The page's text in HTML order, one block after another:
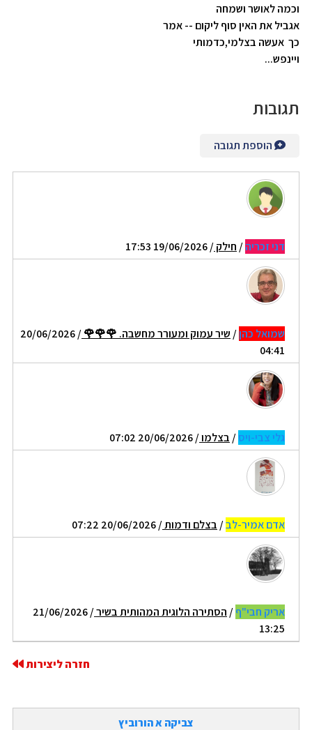
צביקה א הורוביץ
וכמה לאושר ושמחה
אגביל את האין סוף ליקום -- אמר
כך אעשה בצלמי,כדמותי
ויינפש...
תגובות
הוספת תגובה
דני זכריה/ חילק/ 19/06/2026 17:53
שמואל כהן/ שיר עמוק ומעורר מחשבה. 🌹🌹🌹
/ 20/06/2026
04:41
גלי צבי-ויס/ בצלמו/ 20/06/2026 07:02
אדם אמיר-לב/ בצלם ודמות/ 20/06/2026 07:22
אריק חבי"ף/ הסתירה הלוגית המהותית בשיר / 21/06/2026
13:25
חזרה ליצירות